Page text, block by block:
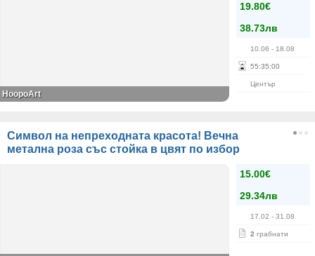
19.80€
38.73лв
10.06 - 18.08
55:35:00
Център
HoopoArt
Символ на непреходната красота! Вечна
метална роза със стойка в цвят по избор
15.00€
29.34лв
17.02 - 31.08
2 грабнати